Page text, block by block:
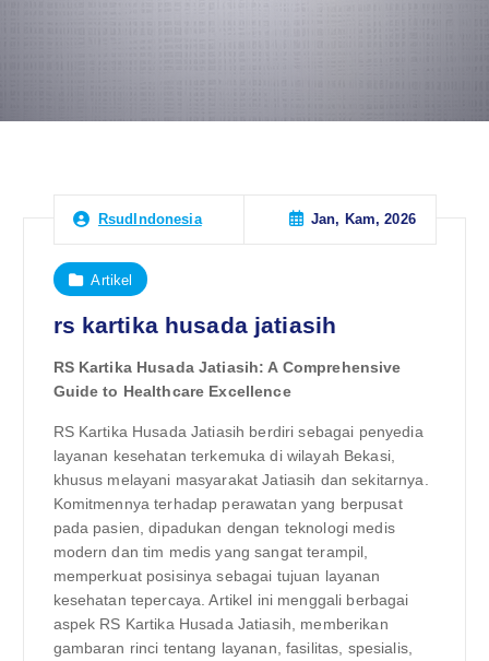
RsudIndonesia Jan, Kam, 2026
Artikel
rs kartika husada jatiasih
RS Kartika Husada Jatiasih: A Comprehensive
Guide to Healthcare Excellence
RS Kartika Husada Jatiasih berdiri sebagai penyedia
layanan kesehatan terkemuka di wilayah Bekasi,
khusus melayani masyarakat Jatiasih dan sekitarnya.
Komitmennya terhadap perawatan yang berpusat
pada pasien, dipadukan dengan teknologi medis
modern dan tim medis yang sangat terampil,
memperkuat posisinya sebagai tujuan layanan
kesehatan tepercaya. Artikel ini menggali berbagai
aspek RS Kartika Husada Jatiasih, memberikan
gambaran rinci tentang layanan, fasilitas, spesialis,